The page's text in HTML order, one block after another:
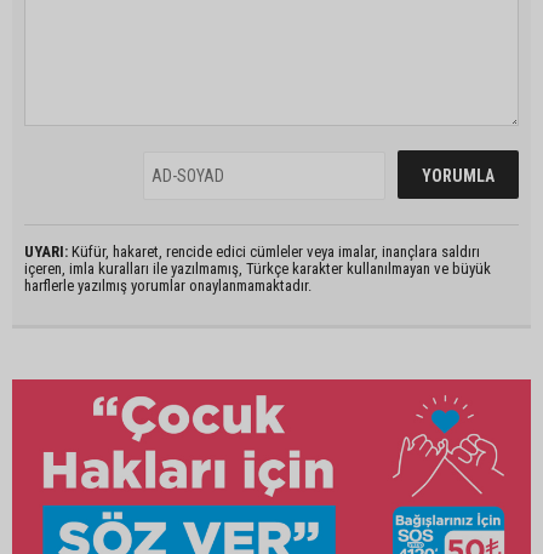
UYARI: Küfür, hakaret, rencide edici cümleler veya imalar, inançlara saldırı
içeren, imla kuralları ile yazılmamış, Türkçe karakter kullanılmayan ve büyük
harflerle yazılmış yorumlar onaylanmamaktadır.